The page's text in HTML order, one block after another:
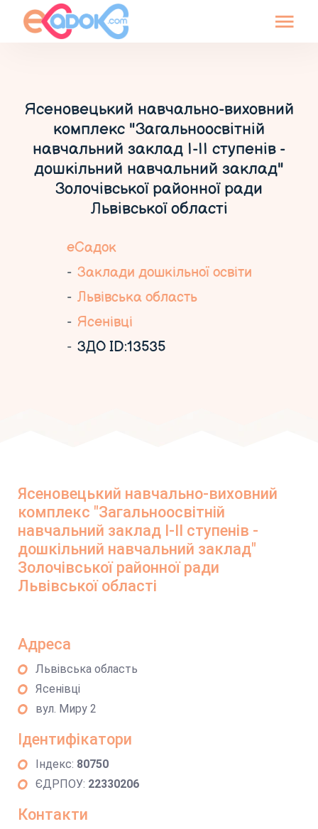
Ясеновецький навчально-виховний
комплекс "Загальноосвітній
навчальний заклад І-ІІ ступенів -
дошкільний навчальний заклад"
Золочівської районної ради
Львівської області
еСадок
Заклади дошкільної освіти
Львівська область
Ясенівці
ЗДО ID:13535
Ясеновецький навчально-виховний
комплекс "Загальноосвітній
навчальний заклад І-ІІ ступенів -
дошкільний навчальний заклад"
Золочівської районної ради
Львівської області
Адреса
Львівська область
Ясенівці
вул. Миру 2
Ідентифікатори
Індекс: 80750
ЄДРПОУ: 22330206
Контакти